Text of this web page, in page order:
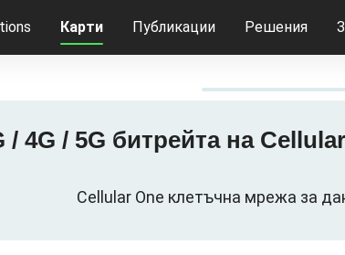
Карти Публикации Решения
/ 4G / 5G битрейта на
Cellular One клетъчна мрежа за